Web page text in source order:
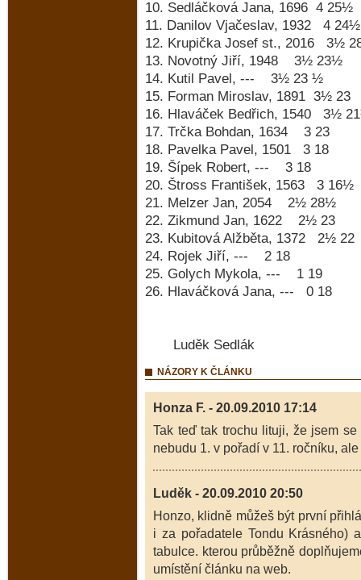
10. Sedláčková Jana, 1696 4 25½
11. Danilov Vjačeslav, 1932 4 24½
12. Krupička Josef st., 2016 3½
13. Novotný Jiří, 1948 3½ 23½
14. Kutil Pavel, --- 3½ 23 ½
15. Forman Miroslav, 1891 3½ 23
16. Hlaváček Bedřich, 1540 3½
17. Trčka Bohdan, 1634 3 23
18. Pavelka Pavel, 1501 3 18
19. Šípek Robert, --- 3 18
20. Štross František, 1563 3 16½
21. Melzer Jan, 2054 2½ 28½
22. Zikmund Jan, 1622 2½ 23
23. Kubitová Alžběta, 1372 2½ 22
24. Rojek Jiří, --- 2 18
25. Golych Mykola, --- 1 19
26. Hlaváčková Jana, --- 0 18
Luděk Sedlák
NÁZORY K ČLÁNKU
Honza F. - 20.09.2010 17:14
Tak teď tak trochu lituji, že jsem
nebudu 1. v pořadí v 11. ročníku,
Luděk - 20.09.2010 20:50
Honzo, klidně můžeš být první
i za pořadatele Tondu Krásného)
tabulce. kterou průběžně
umístění článku na web.